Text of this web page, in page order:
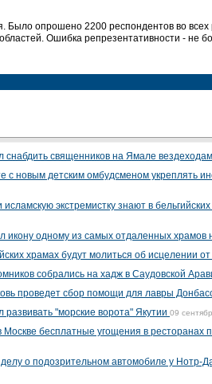
Было опрошено 2200 респондентов во всех
Ошибка репрезентативности - не
снабдить священников на Ямале
с новым детским омбудсменом укреплять
экстремистку знают в
икону одному из самых отдаленных храмов
храмах будут молиться об исцелении
собрались на хадж в Саудовской
проведет сбор помощи для лавры
"морские ворота" Якутии 09
Москве бесплатные угощения в ресторанах
о подозрительном автомобиле у Нотр-